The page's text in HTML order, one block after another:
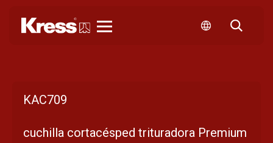
KAC709
cuchilla cortacésped trituradora Premium